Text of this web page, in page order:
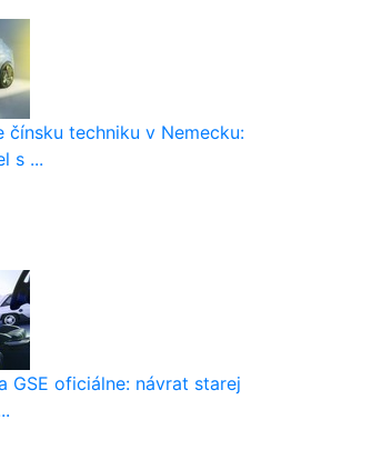
čínsku techniku v Nemecku:
s ...
GSE oficiálne: návrat starej